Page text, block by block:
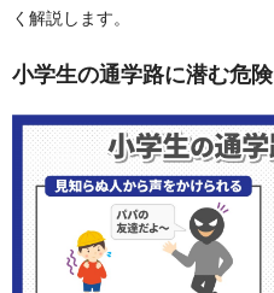
く解説します。
小学生の通学路に潜む危険